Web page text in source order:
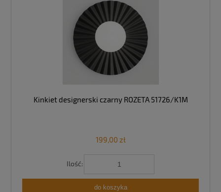
Kinkiet designerski czarny ROZETA 51726/K1M
199,00 zł
Ilość:
do koszyka